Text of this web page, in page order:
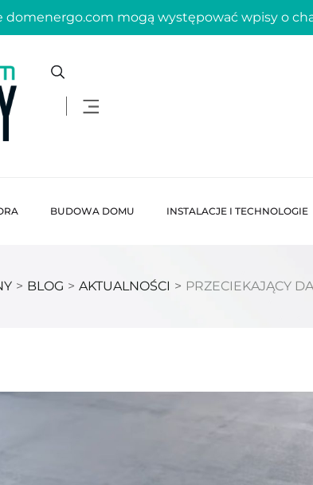
domenergo.com mogą występować wpisy o
BUDOWA DOMU INSTALACJE I TECHNOLOGIE
> BLOG > AKTUALNOŚCI > PRZECIEKAJĄCY